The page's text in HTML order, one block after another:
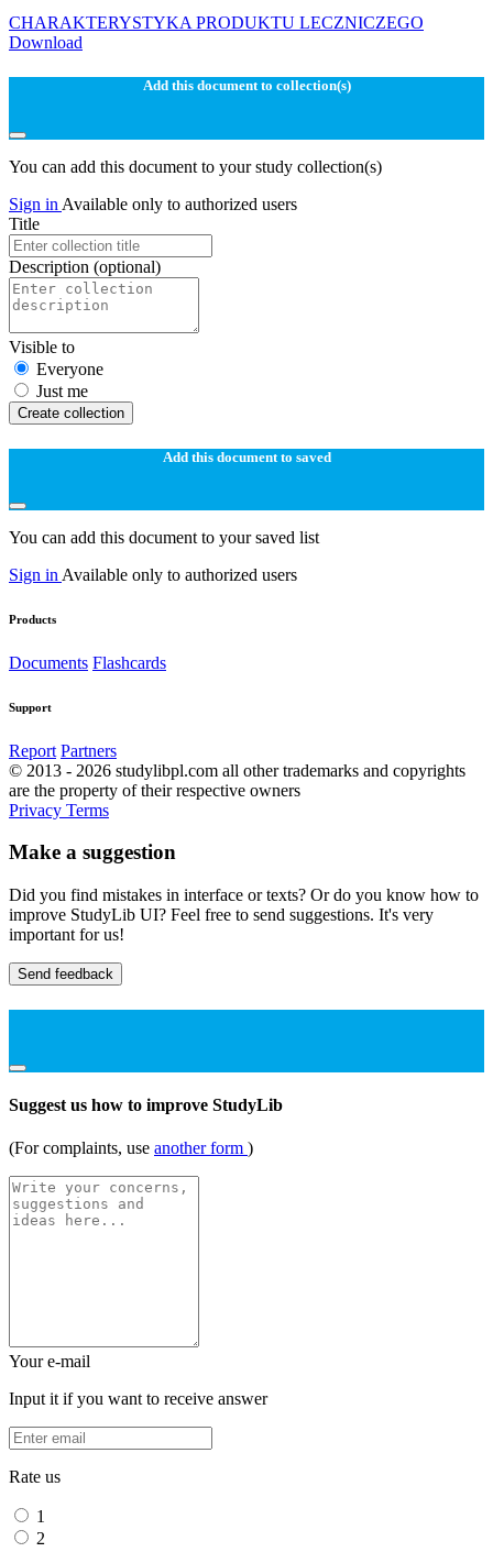
CHARAKTERYSTYKA PRODUKTU LECZNICZEGO
Download
Add this document to collection(s)
You can add this document to your study collection(s)
Sign in Available only to authorized users
Title
Description (optional)
Visible to
Everyone
Just me
Create collection
Add this document to saved
You can add this document to your saved list
Sign in Available only to authorized users
Products
Documents Flashcards
Support
Report Partners
© 2013 - 2026 studylibpl.com all other trademarks and copyrights
are the property of their respective owners
Privacy Terms
Make a suggestion
Did you find mistakes in interface or texts? Or do you know how to
improve StudyLib UI? Feel free to send suggestions. It's very
important for us!
Send feedback
Suggest us how to improve StudyLib
(For complaints, use another form )
Your e-mail
Input it if you want to receive answer
Rate us
1
2